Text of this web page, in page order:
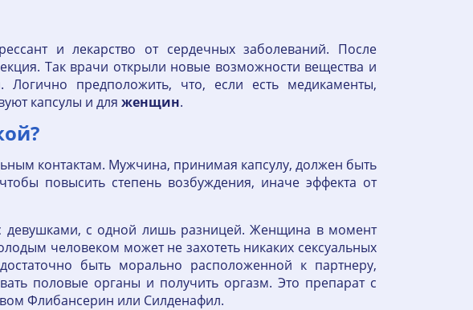
и лекарство от сердечных заболеваний. После
Так врачи открыли новые возможности вещества и
Логично предположить, что, если есть медикаменты,
капсулы и для женщин.
контактам. Мужчина, принимая капсулу, должен быть
повысить степень возбуждения, иначе эффекта от
девушками, с одной лишь разницей. Женщина в момент
человеком может не захотеть никаких сексуальных
быть морально расположенной к партнеру,
половые органы и получить оргазм. Это препарат с
Флибансерин или Силденафил.